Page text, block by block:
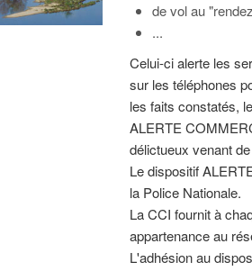
de vol au
...
Celui-ci alerte les
sur les téléphones
les faits constatés,
ALERTE
délictueux venant
Le dispositif
la Police Nationale.
La CCI fournit à
appartenance au
L'adhésion au